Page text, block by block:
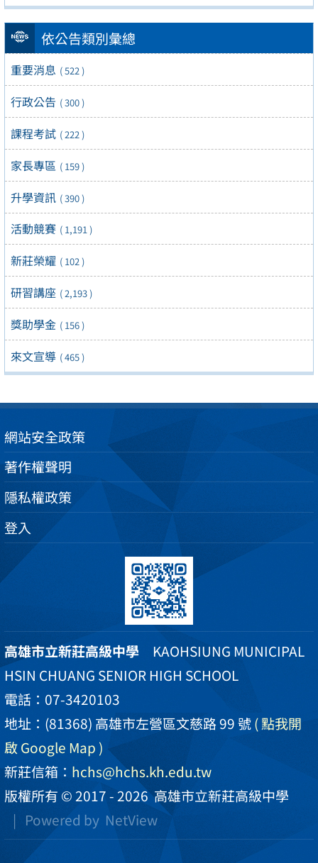
依公告類別彙總
重要消息 ( 522 )
行政公告 ( 300 )
課程考試 ( 222 )
家長專區 ( 159 )
升學資訊 ( 390 )
活動競賽 ( 1,191 )
新莊榮耀 ( 102 )
研習講座 ( 2,193 )
獎助學金 ( 156 )
來文宣導 ( 465 )
網站安全政策
著作權聲明
隱私權政策
登入
高雄市立新莊高級中學 KAOHSIUNG MUNICIPAL
HSIN CHUANG SENIOR HIGH SCHOOL
電話：07-3420103
地址：(81368) 高雄市左營區文慈路 99 號( 點我開
啟 Google Map )
新莊信箱： hchs@hchs.kh.edu.tw
版權所有 © 2017 - 2026高雄市立新莊高級中學
| Powered by NetView